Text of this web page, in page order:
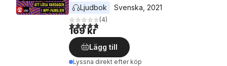
Ljudbok
Svenska 2021
4,8utav 5 stjärnor. Totalt antal röster:
(4)
169 kr
Lägg till
Lyssna direkt efter köp